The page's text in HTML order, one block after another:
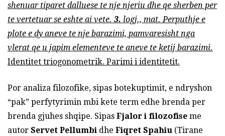
shenuar tiparet dalluese te nje njeriu dhe qe sherben per
te vertetuar se eshte ai vete. 3. logj., mat. Perputhje e
plote e dy aneve te nje barazimi, pamvaresisht nga
vlerat qe u japim elementeve te aneve te ketij barazimi.
Identitet triogonometrik. Parimi i identitetit.
Por analiza filozofike, sipas botekuptimit, e ndryshon
“pak” perfytyrimin mbi kete term edhe brenda per
brenda gjuhes shqipe. Sipas Fjalor i filozofise me
autor Servet Pellumbi dhe Fiqret Spahiu (Tirane